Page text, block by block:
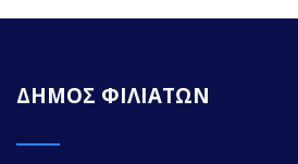
ΔΗΜΟΣ ΦΙΛΙΑΤΩΝ